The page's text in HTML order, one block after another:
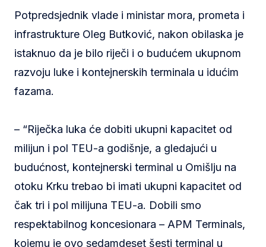
Potpredsjednik vlade i ministar mora, prometa i
infrastrukture Oleg Butković, nakon obilaska je
istaknuo da je bilo riječi i o budućem ukupnom
razvoju luke i kontejnerskih terminala u idućim
fazama.
– “Riječka luka će dobiti ukupni kapacitet od
milijun i pol TEU-a godišnje, a gledajući u
budućnost, kontejnerski terminal u Omišlju na
otoku Krku trebao bi imati ukupni kapacitet od
čak tri i pol milijuna TEU-a. Dobili smo
respektabilnog koncesionara – APM Terminals,
kojemu je ovo sedamdeset šesti terminal u